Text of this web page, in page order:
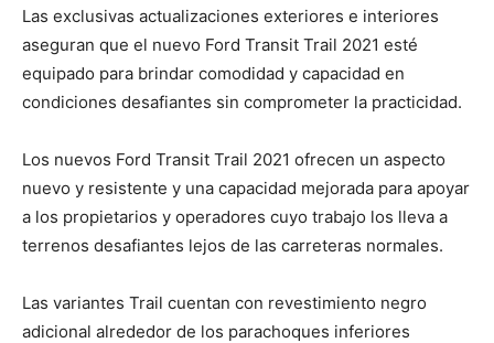
Las exclusivas actualizaciones exteriores e interiores
aseguran que el nuevo Ford Transit Trail 2021 esté
equipado para brindar comodidad y capacidad en
condiciones desafiantes sin comprometer la practicidad.
Los nuevos Ford Transit Trail 2021 ofrecen un aspecto
nuevo y resistente y una capacidad mejorada para apoyar
a los propietarios y operadores cuyo trabajo los lleva a
terrenos desafiantes lejos de las carreteras normales.
Las variantes Trail cuentan con revestimiento negro
adicional alrededor de los parachoques inferiores